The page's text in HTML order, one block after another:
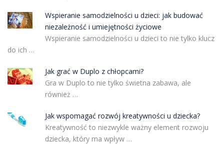
Wspieranie samodzielności u dzieci: jak budować
niezależność i umiejętności życiowe
Wspieranie samodzielności u dzieci to nie tylko klucz
do ich …
Jak grać w Duplo z chłopcami?
Gra w Duplo to nie tylko świetna zabawa, ale
również …
Jak wspomagać rozwój kreatywności u dziecka?
Kreatywność to niezwykle ważny element rozwoju
dziecka, który ma wpływ …